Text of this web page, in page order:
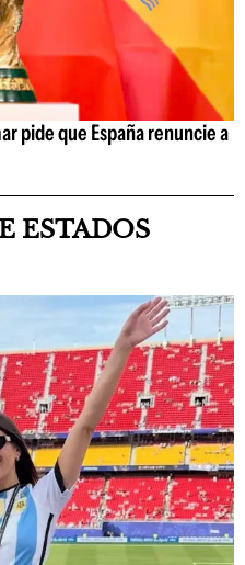
pide que España renuncie a
ESTADOS